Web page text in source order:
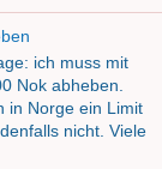
ich muss mit
Nok abheben.
in Norge ein Limit
nicht. Viele